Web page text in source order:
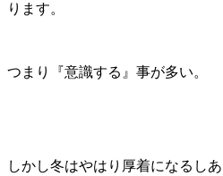
ります。
つまり『意識する』事が多い。
しかし冬はやはり厚着になるし